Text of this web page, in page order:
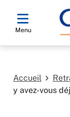
Menu
Accueil
y avez-vous